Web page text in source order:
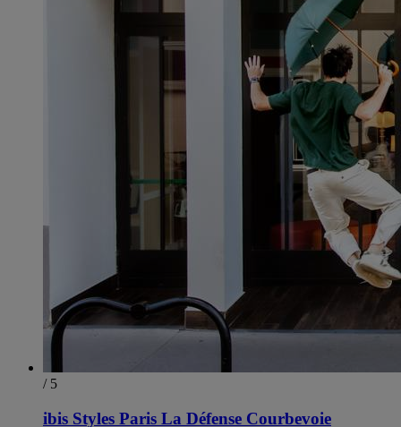
/ 5
ibis Styles Paris La Défense Courbevoie